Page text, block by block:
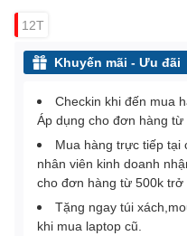
12T
Khuyến mãi - Ưu đãi
Checkin khi đến mua
Áp dụng cho đơn hàng từ
Mua hàng trực tiếp
nhân viên kinh doanh
cho đơn hàng từ 500k trở
Tặng ngay túi
khi mua laptop cũ.